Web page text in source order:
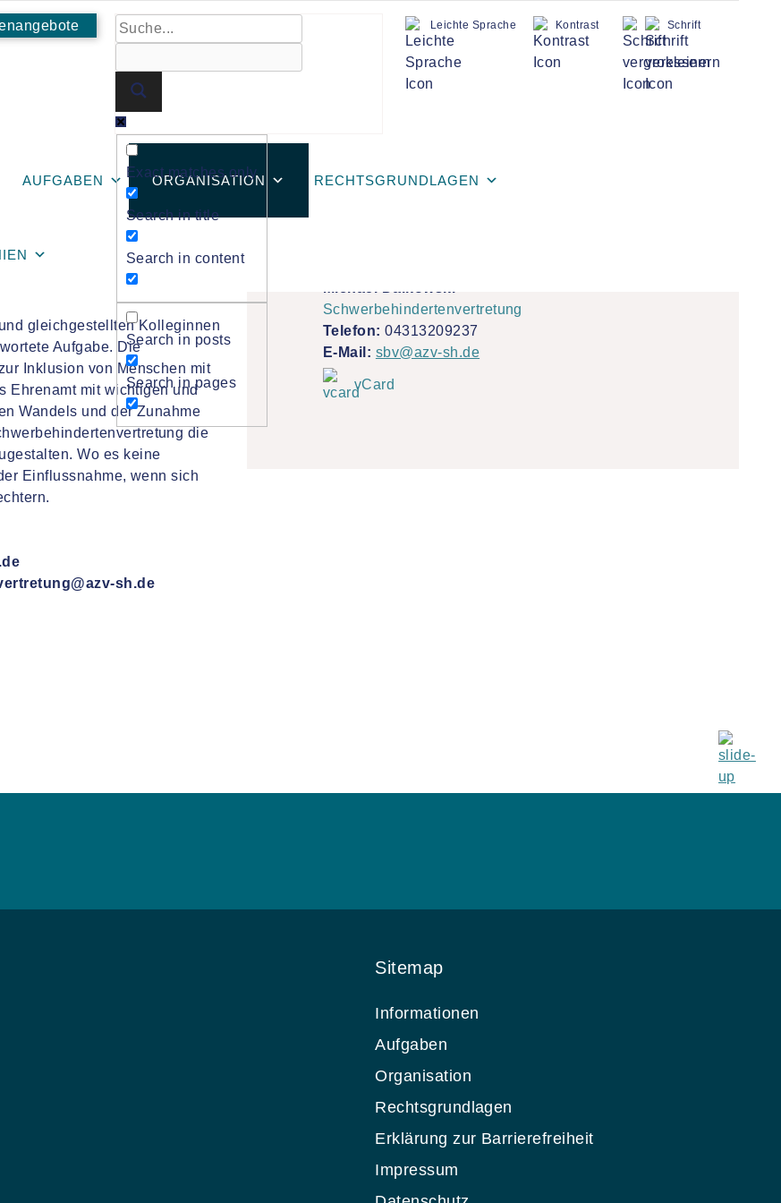
Exact matches only
Search in title
Search in content
Search in posts
Search in pages
Leichte Sprache Kontrast Schrift
AUFGABEN ORGANISATION RECHTSGRUNDLAGEN
zum ersten Mal gewählt.
gleichgestellten Kolleginnen
Aufgabe. Die
Inklusion von Menschen mit
Ehrenamt mit wichtigen und
Wandels und der Zunahme
die
Wo es keine
Einflussnahme, wenn sich
sh.de
Schwerbehindertenvertretung
Telefon: 04313209237
E-Mail: sbv@azv-sh.de
vCard
Sitemap
Informationen
Aufgaben
Organisation
Rechtsgrundlagen
Erklärung zur Barrierefreiheit
Impressum